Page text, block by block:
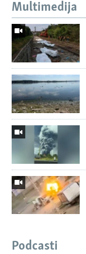
Multimedija
Podcasti